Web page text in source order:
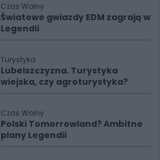
Czas Wolny
Światowe gwiazdy EDM zagrają w
Legendii
Turystyka
Lubelszczyzna. Turystyka
wiejska, czy agroturystyka?
Czas Wolny
Polski Tomorrowland? Ambitne
plany Legendii